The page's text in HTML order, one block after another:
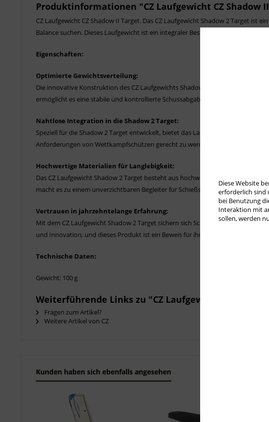
Produktinformationen "CZ Laufgewicht CZ Shadow II
CZ Laufgewicht CZ Shadow II Target. Das CZ Laufgewicht Shadow 2 Target
Balance suchen. Dieses Laufgewicht ist ein integraler Bestandteil der Shadow
Eigenschaften:
Optimierte Gewichtsverteilung:
Die innovative Konstruktion des CZ Laufgewichts Shadow 2 Target sorgt für
ermöglicht es eine stabile und kontrollierte Schussabgabe, die besonders im
Nahtlose Integration in die Shadow 2 Target:
Speziell für die Shadow 2 Target entwickelt, bietet das Laufgewicht eine
Anforderungen von Wettkampfschützen gerecht zu werden und gleichzeitig
Hochwertige Materialien für Langlebigkeit:
Das CZ Laufgewicht Shadow 2 Target besteht aus hochwertigen Materialien,
macht es zu einem unverzichtbaren Begleiter für Schießsportler, die ihre
Vertrauen in jahrzehntelange Erfahrung:
Mit dem CZ Laufgewicht Shadow 2 Target sichern sich Schießsportler ein
und Innovation, und dieses Produkt ist ein Beweis für ihr Engagement, das
Technische Daten:
Gewicht: 100 g
Weiterführende Links zu "CZ Laufgewicht CZ Shadow
Fragen zum Artikel?
Weitere Artikel von CZ
Kunden haben sich ebenfalls angesehen
Diese Website
erforderlich sind
bei Benutzung
Interaktion mit
sollen, werden